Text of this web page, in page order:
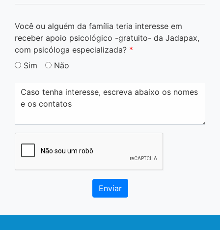
Você ou alguém da família teria interesse em
receber apoio psicológico -gratuito- da Jadapax,
com psicóloga especializada? *
Sim
Não
Caso tenha interesse, escreva abaixo os nomes
e os contatos
Enviar